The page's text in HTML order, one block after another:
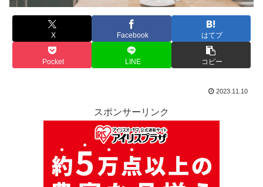
X Facebook はてブ
Pocket LINE コピー
2023.11.10
スポンサーリンク